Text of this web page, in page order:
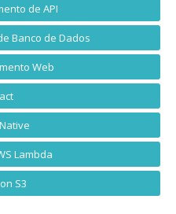
de API
Banco de Dados
Web
Lambda
S3